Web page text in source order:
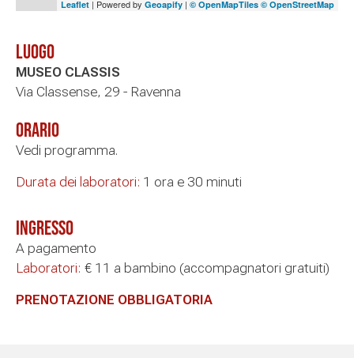
Leaflet | Powered by Geoapify | © OpenMapTiles © OpenStreetMap
Luogo
MUSEO CLASSIS
Via Classense, 29 - Ravenna
Orario
Vedi programma.
Durata dei laboratori: 1 ora e 30 minuti
Ingresso
A pagamento
Laboratori: € 11 a bambino (accompagnatori gratuiti)
PRENOTAZIONE OBBLIGATORIA